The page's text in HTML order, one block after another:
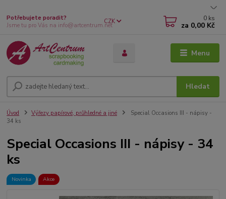
Menu
CZK
Hledat
Potřebujete poradit?
Jsme tu pro Vás na info@artcentrum.net
0 ks
za 0,00 Kč
Úvod Výřezy papírové, průhledné a jiné
Special Occasions III - nápisy -
34 ks
Special Occasions III - nápisy - 34
ks
Novinka Akce